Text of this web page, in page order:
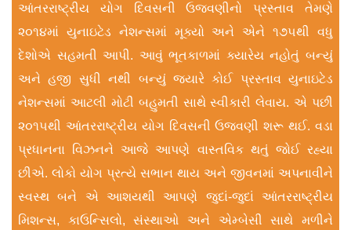
આંતરરાષ્ટ્રીય યોગ દિવસની ઉજવણીનો પ્રસ્તાવ તેમણે
૨૦૧૪માં યુનાઇટેડ નેશન્સમાં મૂક્યો અને એને ૧૭૫થી વધુ
દેશોએ સહમતી આપી. આવું ભૂતકાળમાં ક્યારેય નહોતું બન્યું
અને હજી સુધી નથી બન્યું જ્યારે કોઈ પ્રસ્તાવ યુનાઇટેડ
નેશન્સમાં આટલી મોટી બહુમતી સાથે સ્વીકારી લેવાય. એ પછી
૨૦૧૫થી આંતરરાષ્ટ્રીય યોગ દિવસની ઉજવણી શરૂ થઈ. વડા
પ્રધાનના વિઝનને આજે આપણે વાસ્તવિક થતું જોઈ રહ્યા
છીએ. લોકો યોગ પ્રત્યે સભાન થાય અને જીવનમાં અપનાવીને
સ્વસ્થ બને એ આશયથી આપણે જુદાં-જુદાં આંતરરાષ્ટ્રીય
મિશન્સ, કાઉન્સિલો, સંસ્થાઓ અને એમ્બેસી સાથે મળીને